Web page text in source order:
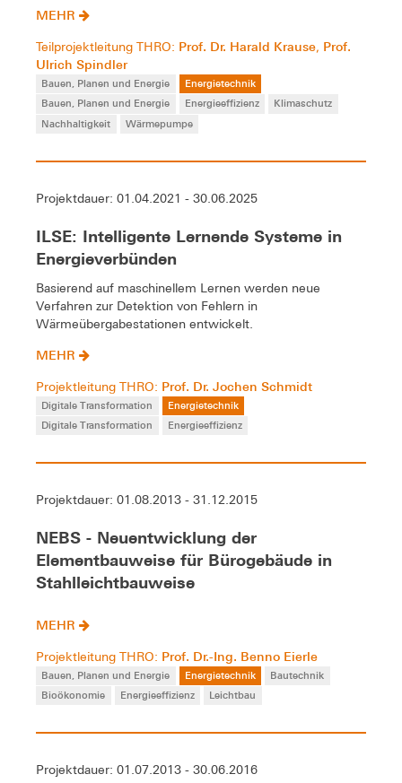
MEHR
Teilprojektleitung THRO: Prof. Dr. Harald Krause, Prof.
Ulrich Spindler
Bauen, Planen und Energie
Energietechnik
Bauen, Planen und Energie
Energieeffizienz
Klimaschutz
Nachhaltigkeit
Wärmepumpe
Projektdauer: 01.04.2021 - 30.06.2025
ILSE: Intelligente Lernende Systeme in
Energieverbünden
Basierend auf maschinellem Lernen werden neue
Verfahren zur Detektion von Fehlern in
Wärmeübergabestationen entwickelt.
MEHR
Projektleitung THRO: Prof. Dr. Jochen Schmidt
Digitale Transformation
Energietechnik
Digitale Transformation
Energieeffizienz
Projektdauer: 01.08.2013 - 31.12.2015
NEBS - Neuentwicklung der
Elementbauweise für Bürogebäude in
Stahlleichtbauweise
MEHR
Projektleitung THRO: Prof. Dr.-Ing. Benno Eierle
Bauen, Planen und Energie Energietechnik
Bautechnik
Bioökonomie
Energieeffizienz Leichtbau
Projektdauer: 01.07.2013 - 30.06.2016